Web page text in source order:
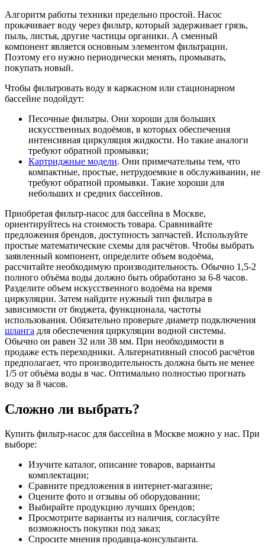
Алгоритм работы техники предельно простой. Насос
прокачивает воду через фильтр, который задерживает грязь,
пыль, листья, другие частицы органики. А сменный
компонент является основным элементом фильтрации.
Поэтому его нужно периодически менять, промывать,
покупать новый.
Чтобы фильтровать воду в каркасном или стационарном
бассейне подойдут:
Песочные фильтры. Они хороши для больших
искусственных водоёмов, в которых обеспечения
интенсивная циркуляция жидкости. Но такие аналоги
требуют обратной промывки;
Картриджные модели. Они примечательны тем, что
компактные, простые, нетрудоемкие в обслуживании, не
требуют обратной промывки. Такие хороши для
небольших и средних бассейнов.
Приобретая фильтр-насос для бассейна в Москве,
ориентируйтесь на стоимость товара. Сравнивайте
предложения брендов, доступность запчастей. Используйте
простые математические схемы для расчётов. Чтобы выбрать
заявленный компонент, определите объем водоёма,
рассчитайте необходимую производительность. Обычно 1,5-2
полного объёма воды должно быть обработано за 6-8 часов.
Разделите объем искусственного водоёма на время
циркуляции. Затем найдите нужный тип фильтра в
зависимости от бюджета, функционала, частоты
использования. Обязательно проверьте диаметр подключения
шланга для обеспечения циркуляции водной системы.
Обычно он равен 32 или 38 мм. При необходимости в
продаже есть переходники. Альтернативный способ расчётов
предполагает, что производительность должна быть не менее
1/5 от объёма воды в час. Оптимально полностью прогнать
воду за 8 часов.
Сложно ли выбрать?
Купить фильтр-насос для бассейна в Москве можно у нас. При
выборе:
Изучите каталог, описание товаров, варианты
комплектации;
Сравните предложения в интернет-магазине;
Оцените фото и отзывы об оборудовании;
Выбирайте продукцию лучших брендов;
Просмотрите варианты из наличия, согласуйте
возможность покупки под заказ;
Спросите мнения продавца-консультанта.